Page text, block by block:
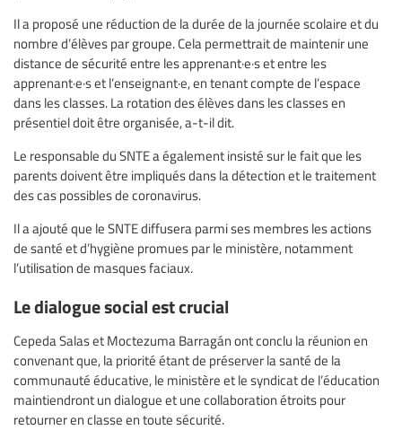
Il a proposé une réduction de la durée de la journée scolaire et du
nombre d’élèves par groupe. Cela permettrait de maintenir une
distance de sécurité entre les apprenant·e·s et entre les
apprenant·e·s et l’enseignant·e, en tenant compte de l’espace
dans les classes. La rotation des élèves dans les classes en
présentiel doit être organisée, a-t-il dit.
Le responsable du SNTE a également insisté sur le fait que les
parents doivent être impliqués dans la détection et le traitement
des cas possibles de coronavirus.
Il a ajouté que le SNTE diffusera parmi ses membres les actions
de santé et d’hygiène promues par le ministère, notamment
l’utilisation de masques faciaux.
Le dialogue social est crucial
Cepeda Salas et Moctezuma Barragán ont conclu la réunion en
convenant que, la priorité étant de préserver la santé de la
communauté éducative, le ministère et le syndicat de l’éducation
maintiendront un dialogue et une collaboration étroits pour
retourner en classe en toute sécurité.